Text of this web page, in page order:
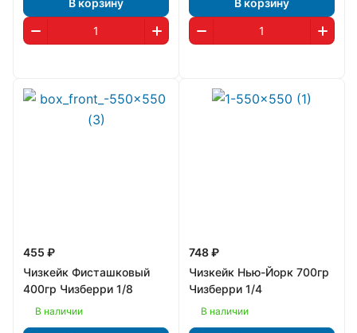
455 ₽
Чизкейк Фисташковый
400гр Чизберри 1/8
В наличии
748 ₽
Чизкейк Нью-Йорк 700гр
Чизберри 1/4
В наличии